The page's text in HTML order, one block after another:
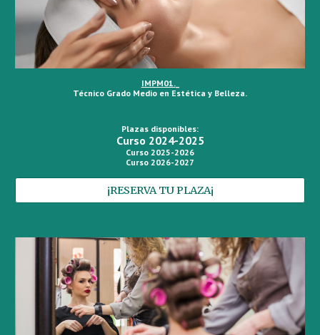
IMPM01.
Técnico Grado Medio en Estética y Belleza.
Plazas disponibles:
Curso 2024-2025
Curso 2025-2026
Curso 2026-2027
¡RESERVA TU PLAZA¡